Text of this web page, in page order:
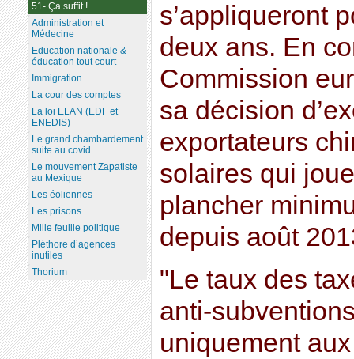
s’appliqueront
deux ans. En
Commission
sa décision
exportateurs
solaires qui
plancher
depuis août
"Le taux des
anti-
uniquement
51- Ça suffit !
Administration et
Médecine
Education nationale &
éducation tout court
Immigration
La cour des comptes
La loi ELAN (EDF et
ENEDIS)
Le grand chambardement
suite au covid
Le mouvement Zapatiste
au Mexique
Les éoliennes
Les prisons
Mille feuille politique
Pléthore d’agences
inutiles
Thorium